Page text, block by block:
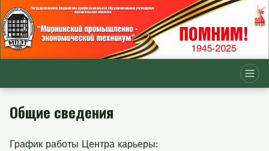
Общие сведения
График работы Центра карьеры: